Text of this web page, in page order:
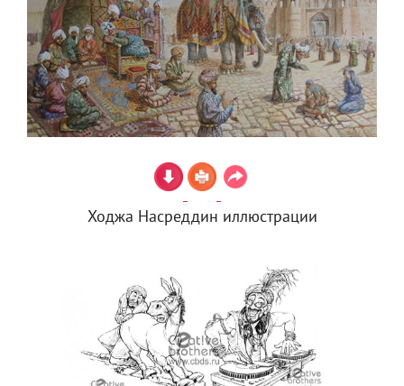
Ходжа Насреддин иллюстрации